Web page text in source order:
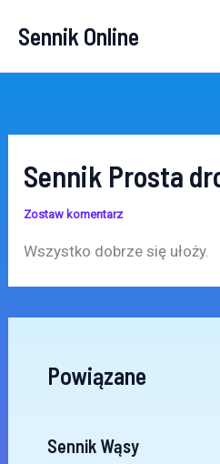
Sennik Online
Sennik Prosta
Zostaw komentarz
Wszystko dobrze się ułoży.
Powiązane
Sennik Wąsy